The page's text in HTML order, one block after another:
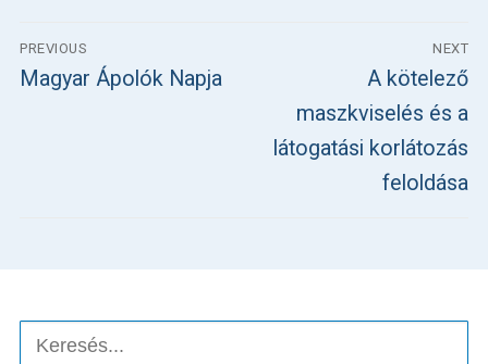
Bejegyzés
navigáció
PREVIOUS
Previous
Magyar Ápolók Napja
NEXT
Next
post:
A kötelező
maszkviselés és a
látogatási korlátozás
feloldása
Keresés